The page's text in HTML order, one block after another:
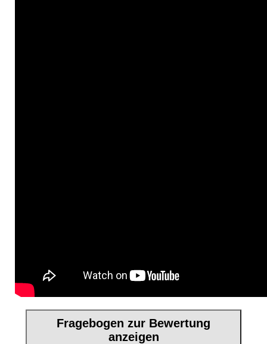
Fragebogen zur Bewertung
anzeigen